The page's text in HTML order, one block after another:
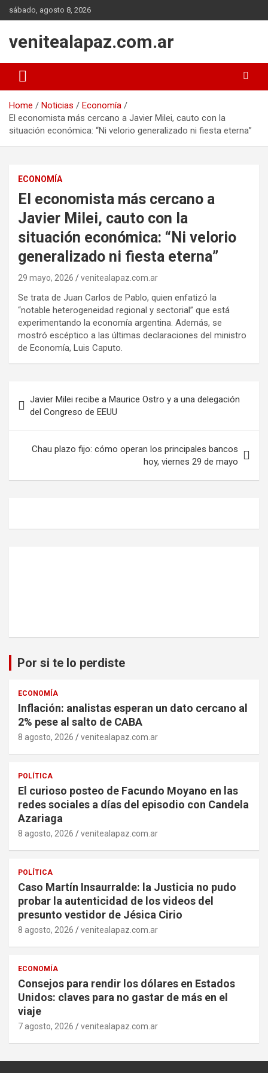
Skip
to
sábado, agosto 8, 2026
venitealapaz.com.ar
Home Noticias
Economía
El economista más cercano a Javier Milei, cauto con la
situación económica: “Ni velorio generalizado ni fiesta eterna”
ECONOMÍA
El economista más cercano a
Javier Milei, cauto con la
situación económica: “Ni velorio
generalizado ni fiesta eterna”
29 mayo, 2026 venitealapaz.com.ar
Se trata de Juan Carlos de Pablo, quien enfatizó la
“notable heterogeneidad regional y sectorial” que está
experimentando la economía argentina. Además, se
mostró escéptico a las últimas declaraciones del ministro
de Economía, Luis Caputo.
de
entradas
Javier Milei recibe a Maurice Ostro y a una delegación
del Congreso de EEUU
Chau plazo fijo: cómo operan los principales bancos
hoy, viernes 29 de mayo
Por si te lo perdiste
ECONOMÍA
Inflación: analistas esperan un dato cercano al
2% pese al salto de CABA
8 agosto, 2026 venitealapaz.com.ar
POLÍTICA
El curioso posteo de Facundo Moyano en las
redes sociales a días del episodio con Candela
Azariaga
8 agosto, 2026 venitealapaz.com.ar
POLÍTICA
Caso Martín Insaurralde: la Justicia no pudo
probar la autenticidad de los videos del
presunto vestidor de Jésica Cirio
8 agosto, 2026 venitealapaz.com.ar
ECONOMÍA
Consejos para rendir los dólares en Estados
Unidos: claves para no gastar de más en el
viaje
7 agosto, 2026 venitealapaz.com.ar